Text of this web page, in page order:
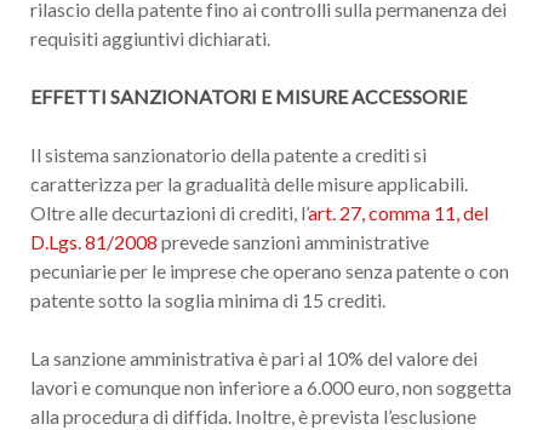
rilascio della patente fino ai controlli sulla permanenza dei
requisiti aggiuntivi dichiarati.
EFFETTI SANZIONATORI E MISURE ACCESSORIE
Il sistema sanzionatorio della patente a crediti si
caratterizza per la gradualità delle misure applicabili.
Oltre alle decurtazioni di crediti, l’art. 27, comma 11, del
D.Lgs. 81/2008 prevede sanzioni amministrative
pecuniarie per le imprese che operano senza patente o con
patente sotto la soglia minima di 15 crediti.
La sanzione amministrativa è pari al 10% del valore dei
lavori e comunque non inferiore a 6.000 euro, non soggetta
alla procedura di diffida. Inoltre, è prevista l’esclusione